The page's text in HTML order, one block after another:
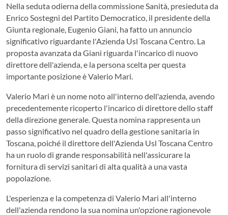
Nella seduta odierna della commissione Sanità, presieduta da
Enrico Sostegni del Partito Democratico, il presidente della
Giunta regionale, Eugenio Giani, ha fatto un annuncio
significativo riguardante l'Azienda Usl Toscana Centro. La
proposta avanzata da Giani riguarda l'incarico di nuovo
direttore dell'azienda, e la persona scelta per questa
importante posizione è Valerio Mari.
Valerio Mari è un nome noto all'interno dell'azienda, avendo
precedentemente ricoperto l'incarico di direttore dello staff
della direzione generale. Questa nomina rappresenta un
passo significativo nel quadro della gestione sanitaria in
Toscana, poiché il direttore dell'Azienda Usl Toscana Centro
ha un ruolo di grande responsabilità nell'assicurare la
fornitura di servizi sanitari di alta qualità a una vasta
popolazione.
L'esperienza e la competenza di Valerio Mari all'interno
dell'azienda rendono la sua nomina un'opzione ragionevole